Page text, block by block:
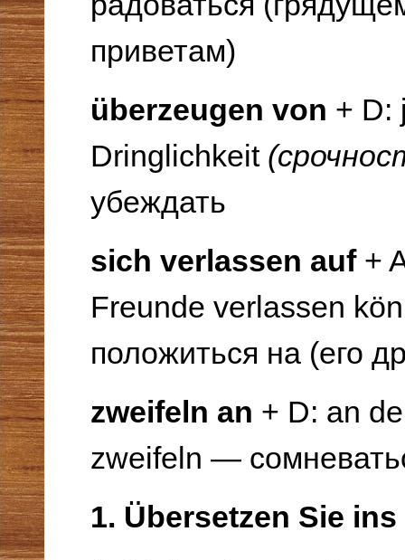
приветам)
überzeugen von + D:
Dringlichkeit
убеждать
sich verlassen auf+
Freunde verlassen
положиться на (его
zweifeln an + D: an
zweifeln —
1. Übersetzen Sie